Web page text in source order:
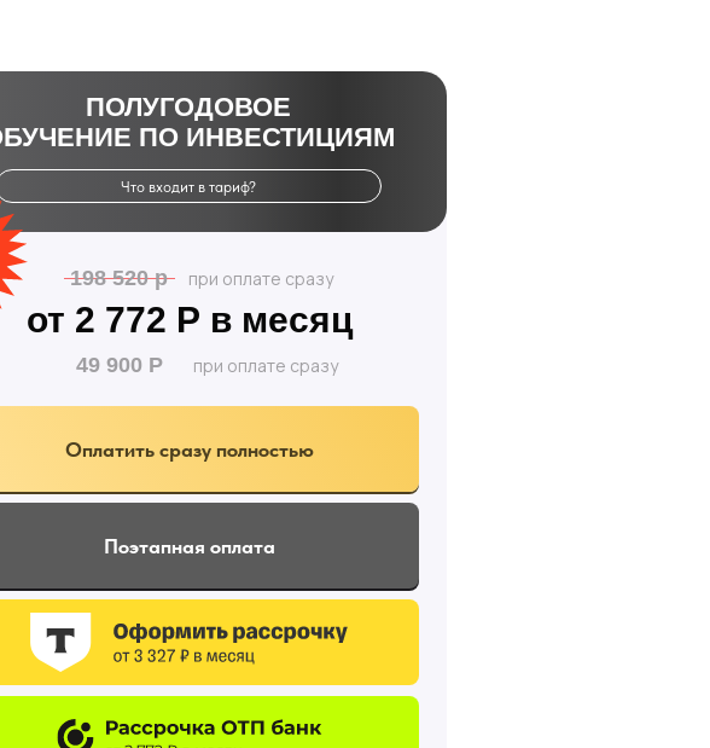
Оплатить сразу полностью
Поэтапная оплата
при оплате сразу
49 900 Р
при оплате сразу
198 520 р
от 2 772 Р в месяц
ПОЛУГОДОВОЕ
ПО ИНВЕСТИЦИЯМ
Что входит в тариф?